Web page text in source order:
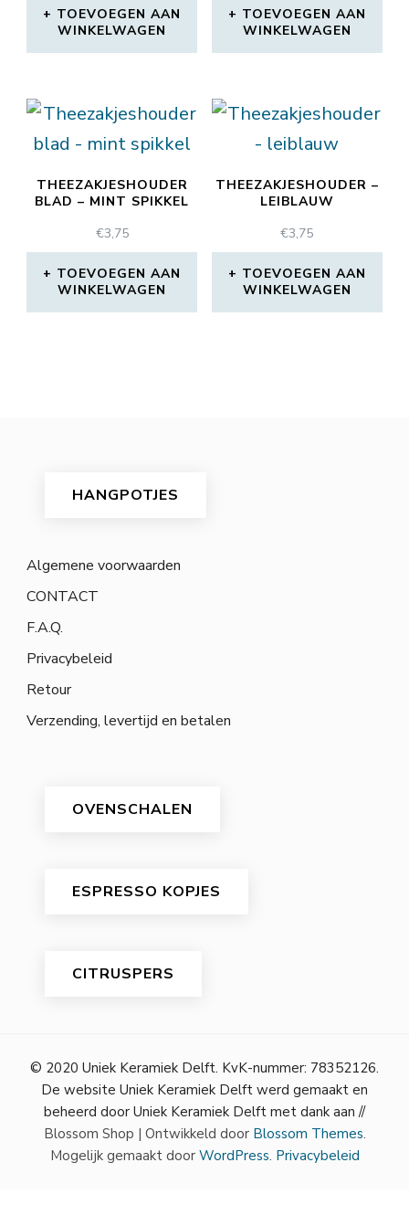
TOEVOEGEN AAN
WINKELWAGEN
TOEVOEGEN AAN
WINKELWAGEN
THEEZAKJESHOUDER
BLAD – MINT SPIKKEL
€3,75
TOEVOEGEN AAN
WINKELWAGEN
THEEZAKJESHOUDER –
LEIBLAUW
€3,75
TOEVOEGEN AAN
WINKELWAGEN
HANGPOTJES
Algemene voorwaarden
CONTACT
F.A.Q.
Privacybeleid
Retour
Verzending, levertijd en betalen
OVENSCHALEN
ESPRESSO KOPJES
CITRUSPERS
© 2020 Uniek Keramiek Delft. KvK-nummer: 78352126.
De website Uniek Keramiek Delft werd gemaakt en
beheerd door Uniek Keramiek Delft met dank aan //
Blossom Shop | Ontwikkeld door Blossom Themes.
Mogelijk gemaakt door WordPress. Privacybeleid